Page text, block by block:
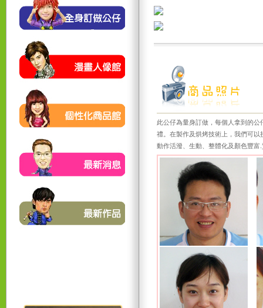
此公仔為量身訂做，每個人拿到的
禮。在製作及烘烤技術上，我們可
動作活潑、生動、整體化及顏色豐